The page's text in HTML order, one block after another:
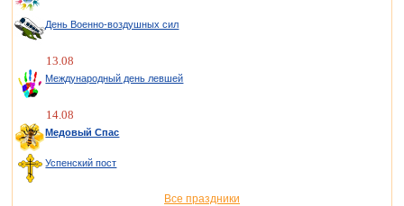
День Военно-воздушных сил
13.08
Международный день левшей
14.08
Медовый Спас
Успенский пост
Все праздники